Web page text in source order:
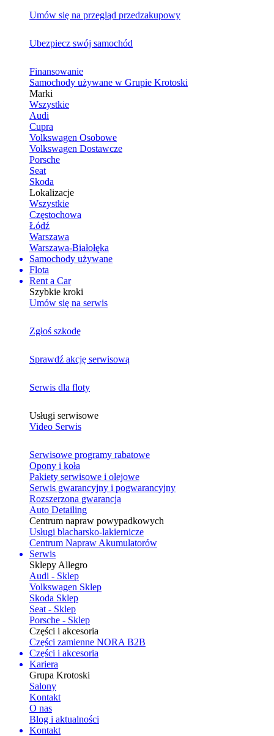
Umów się na przegląd przedzakupowy
Ubezpiecz swój samochód
Finansowanie
Samochody używane w Grupie Krotoski
Marki
Wszystkie
Audi
Cupra
Volkswagen Osobowe
Volkswagen Dostawcze
Porsche
Seat
Skoda
Lokalizacje
Wszystkie
Częstochowa
Łódź
Warszawa
Warszawa-Białołęka
Samochody używane
Flota
Rent a Car
Szybkie kroki
Umów się na serwis
Zgłoś szkodę
Sprawdź akcję serwisową
Serwis dla floty
Usługi serwisowe
Video Serwis
Serwisowe programy rabatowe
Opony i koła
Pakiety serwisowe i olejowe
Serwis gwarancyjny i pogwarancyjny
Rozszerzona gwarancja
Auto Detailing
Centrum napraw powypadkowych
Usługi blacharsko-lakiernicze
Centrum Napraw Akumulatorów
Serwis
Sklepy Allegro
Audi - Sklep
Volkswagen Sklep
Skoda Sklep
Seat - Sklep
Porsche - Sklep
Części i akcesoria
Części zamienne NORA B2B
Części i akcesoria
Kariera
Grupa Krotoski
Salony
Kontakt
O nas
Blog i aktualności
Kontakt